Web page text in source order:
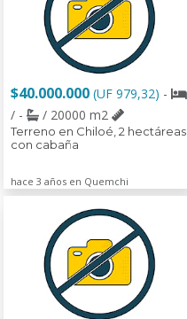
$40.000.000 (UF 979,32) -
/ -
/ 20000 m2
Terreno en Chiloé, 2 hectáreas
con cabaña
hace 3 años en Quemchi